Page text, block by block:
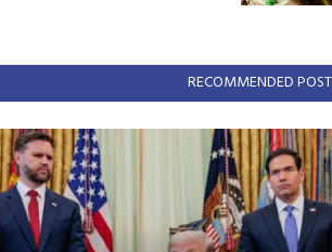
RECOMMENDED